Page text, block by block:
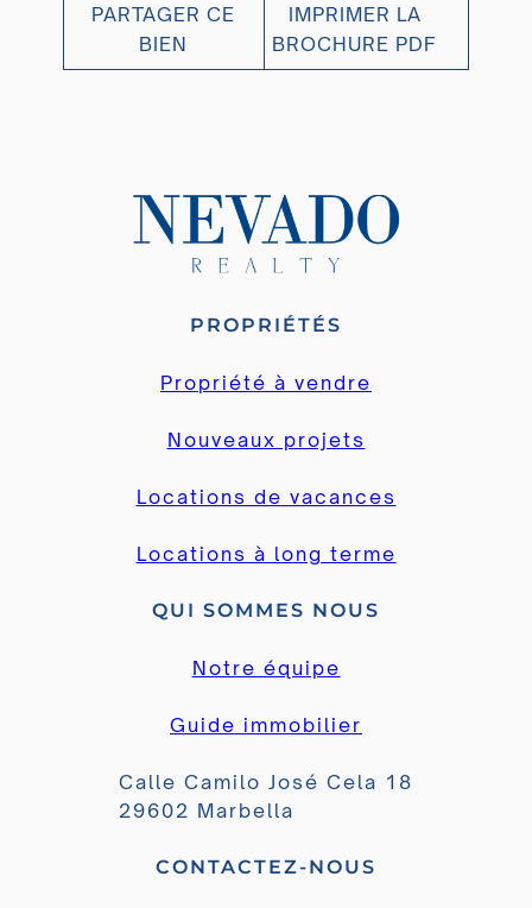
PARTAGER CE
BIEN
IMPRIMER LA
BROCHURE PDF
PROPRIÉTÉS
Propriété à vendre
Nouveaux projets
Locations de vacances
Locations à long terme
QUI SOMMES NOUS
Notre équipe
Guide immobilier
Calle Camilo José Cela 18
29602 Marbella
CONTACTEZ-NOUS